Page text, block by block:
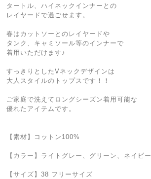
タートル、ハイネックインナーとの
レイヤードで過ごせます。
春はカットソーとのレイヤードや
タンク、キャミソール等のインナーで
着用いただけます♪
すっきりとしたVネックデザインは
大人スタイルのトップスです！！
ご家庭で洗えてロングシーズン着用可能な
優れたアイテムです。
【素材】コットン100%
【カラー】ライトグレー、グリーン、ネイビー
【サイズ】38 フリーサイズ